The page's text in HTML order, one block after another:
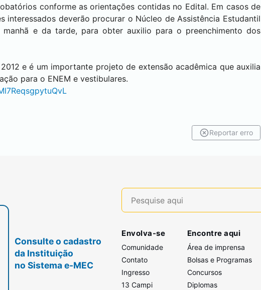
conforme as orientações contidas no Edital. Em casos de
deverão procurar o Núcleo de Assistência Estudantil
e da tarde, para obter auxilio para o preenchimento dos
e é um importante projeto de extensão acadêmica que auxilia
para o ENEM e vestibulares.
Reportar erro
Consulte o cadastro
da Instituição
no Sistema e-MEC
Envolva-se
Comunidade
Contato
Ingresso
13 Campi
Encontre aqui
Área de imprensa
Bolsas e Programas
Concursos
Diplomas